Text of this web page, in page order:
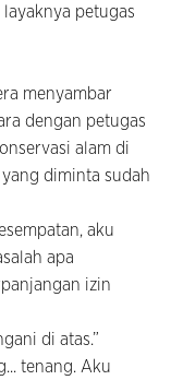
layaknya petugas
menyambar
dengan petugas
alam di
diminta sudah
aku
apa
izin
di atas.”
tenang. Aku